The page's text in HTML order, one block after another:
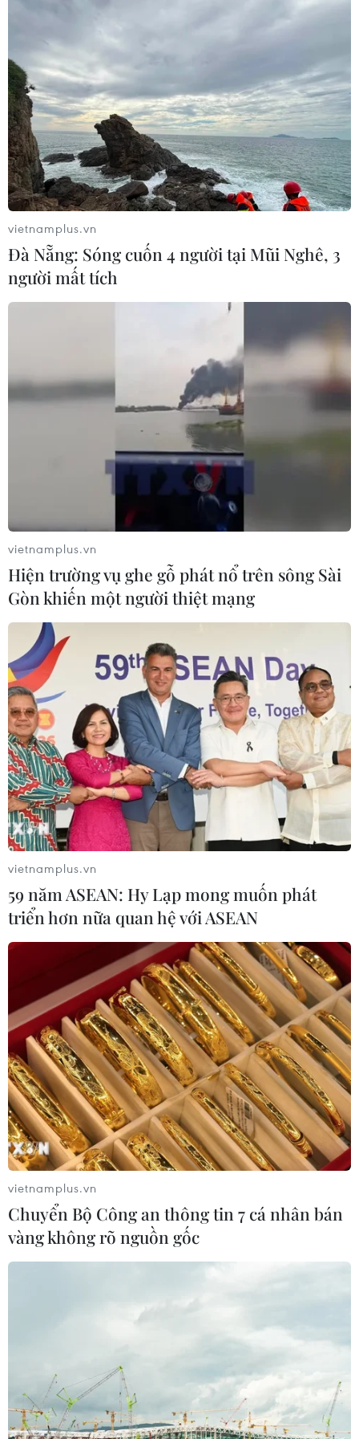
vietnamplus.vn
Đà Nẵng: Sóng cuốn 4 người tại Mũi Nghê, 3
người mất tích
vietnamplus.vn
Hiện trường vụ ghe gỗ phát nổ trên sông Sài
Gòn khiến một người thiệt mạng
vietnamplus.vn
59 năm ASEAN: Hy Lạp mong muốn phát
triển hơn nữa quan hệ với ASEAN
vietnamplus.vn
Chuyển Bộ Công an thông tin 7 cá nhân bán
vàng không rõ nguồn gốc